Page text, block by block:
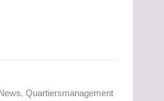
, Quartiersmanagement